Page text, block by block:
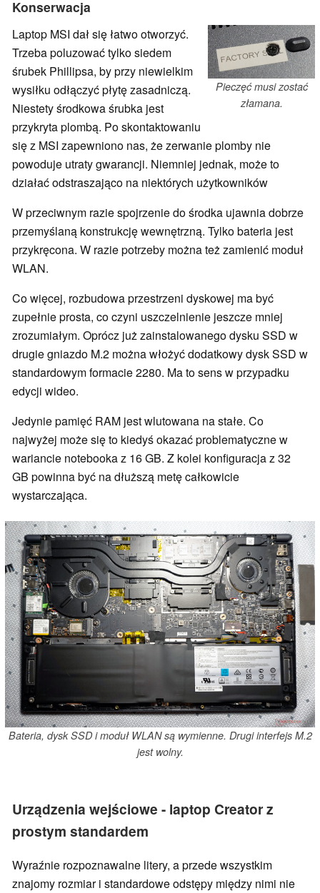
Konserwacja
Pieczęć musi zostać
złamana.
Laptop MSI dał się łatwo otworzyć.
Trzeba poluzować tylko siedem
śrubek Phillipsa, by przy niewielkim
wysiłku odłączyć płytę zasadniczą.
Niestety środkowa śrubka jest
przykryta plombą. Po skontaktowaniu
się z MSI zapewniono nas, że zerwanie plomby nie
powoduje utraty gwarancji. Niemniej jednak, może to
działać odstraszająco na niektórych użytkowników
W przeciwnym razie spojrzenie do środka ujawnia dobrze
przemyślaną konstrukcję wewnętrzną. Tylko bateria jest
przykręcona. W razie potrzeby można też zamienić moduł
WLAN.
Co więcej, rozbudowa przestrzeni dyskowej ma być
zupełnie prosta, co czyni uszczelnienie jeszcze mniej
zrozumiałym. Oprócz już zainstalowanego dysku SSD w
drugie gniazdo M.2 można włożyć dodatkowy dysk SSD w
standardowym formacie 2280. Ma to sens w przypadku
edycji wideo.
Jedynie pamięć RAM jest wlutowana na stałe. Co
najwyżej może się to kiedyś okazać problematyczne w
wariancie notebooka z 16 GB. Z kolei konfiguracja z 32
GB powinna być na dłuższą metę całkowicie
wystarczająca.
Bateria, dysk SSD i moduł WLAN są wymienne. Drugi interfejs M.2
jest wolny.
Urządzenia wejściowe - laptop Creator z
prostym standardem
Wyraźnie rozpoznawalne litery, a przede wszystkim
znajomy rozmiar i standardowe odstępy między nimi nie